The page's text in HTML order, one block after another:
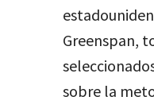
Greenspan,
sobre la